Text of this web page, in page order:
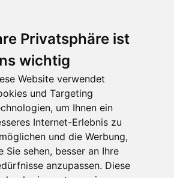
Privatsphäre ist
wichtig
Website verwendet
und Targeting
um Ihnen ein
Internet-Erlebnis zu
und die Werbung,
Sie sehen, besser an Ihre
anzupassen. Diese